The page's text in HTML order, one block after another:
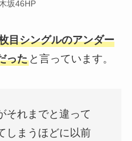
坂46HP
目シングルのアンダー
ったと言っています。
それまでと違って
しまうほどに以前